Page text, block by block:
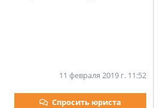
11 февраля 2019 г. 11:52
Спросить юриста